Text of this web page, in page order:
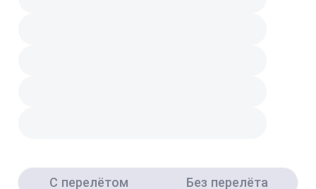
С перелётом Без перелёта